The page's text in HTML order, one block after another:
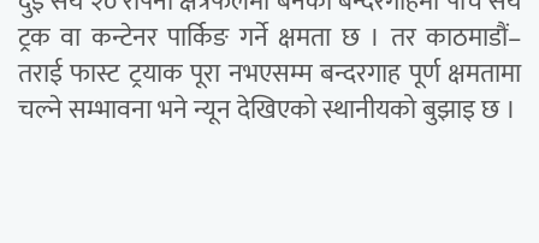
ट्रक वा कन्टेनर पार्किङ गर्ने क्षमता छ । तर काठमाडौं–
तराई फास्ट ट्रयाक पूरा नभएसम्म बन्दरगाह पूर्ण क्षमतामा
चल्ने सम्भावना भने न्यून देखिएको स्थानीयको बुझाइ छ ।